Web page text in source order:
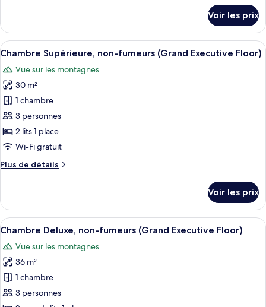
fumeurs
(Grand
Executive
Floor)
le
type
de
Chambre
Double,
non-
fumeurs
(Grand
Executive
Floor)
Voir les prix
Afficher
toutes
les
photos
pour
ce
type
de
chambre :
Chambre
fumeurs
(Grand
Executive
Floor)
Une chambre d’hôtel avec deux lits,
10
Chambre Supérieure, non-fumeurs (Grand Executive Floor)
Vue sur les montagnes
30 m²
1 chambre
3 personnes
2 lits 1 place
Wi-Fi gratuit
Plus de détails
Plus
le
type
de
Chambre
Supérieure,
non-
fumeurs
(Grand
Executive
Voir les prix
Afficher
toutes
les
photos
pour
ce
Une chambre d’hôtel avec deux
11
Chambre Deluxe, non-fumeurs (Grand Executive Floor)
Vue sur les montagnes
36 m²
1 chambre
3 personnes